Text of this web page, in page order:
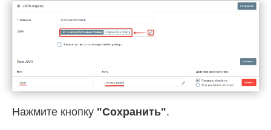
Нажмите кнопку "Сохранить".